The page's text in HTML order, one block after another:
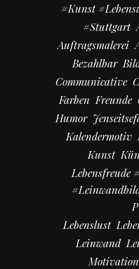
#kunst
#Stuttgart
Auftragsmalerei
Bezahlbar
Communicative
Farben Freunde
Humor
Kalendermotiv
Kunst
Lebensfreude
Lebenslust
Leinwand
Motivation